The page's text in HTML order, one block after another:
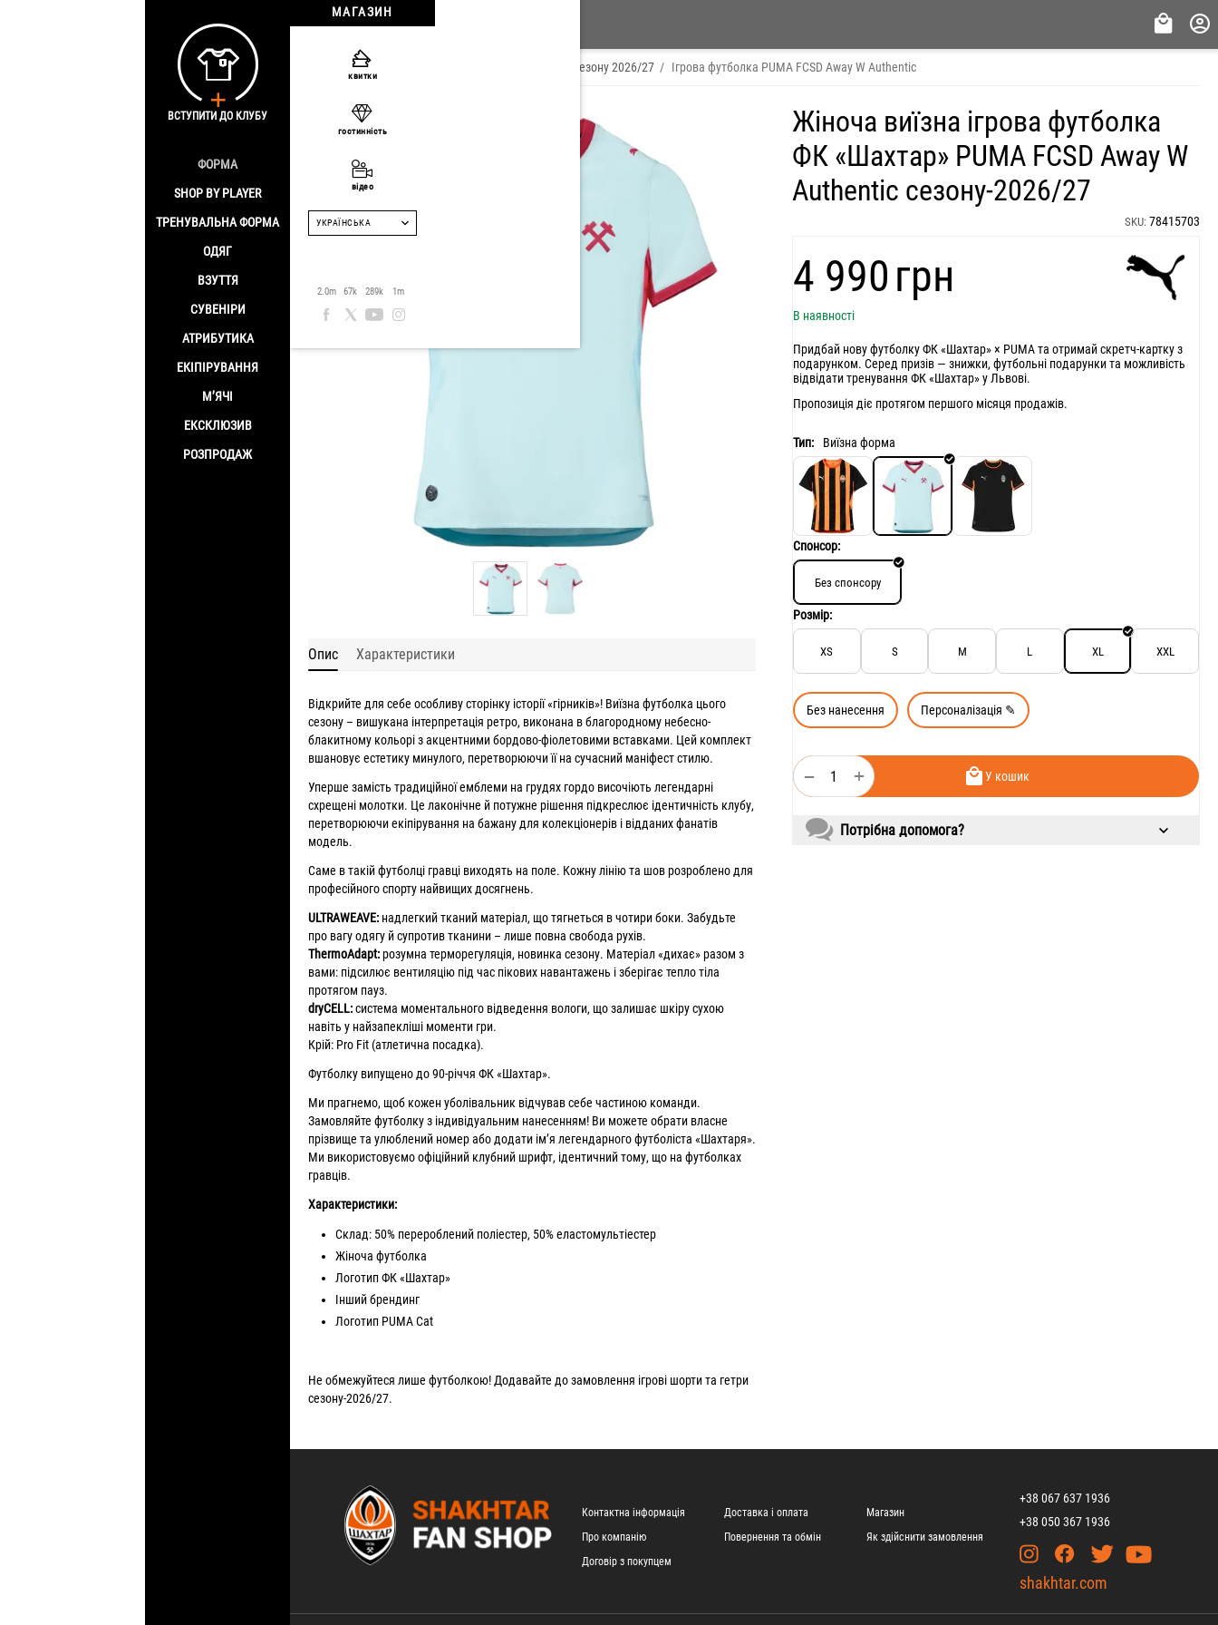
МАГАЗИН
ФОРМА
SHOP BY PLAYER
ТРЕНУВАЛЬНА ФОРМА
ОДЯГ
ВЗУТТЯ
СУВЕНІРИ
АТРИБУТИКА
ЕКІПІРУВАННЯ
М’ЯЧІ
ЕКСКЛЮЗИВ
РОЗПРОДАЖ
квитки
гостинність
відео
УКРАЇНСЬКА
2.0m 67k 289k 1m
ВСТУПИТИ ДО КЛУБУ
/ Форма Сезону 2026/27 / Ігрова футболка PUMA FCSD Away W Authentic
Жіноча виїзна ігрова футболка
ФК «Шахтар» PUMA FCSD Away W
Authentic сезону-2026/27
SKU: 78415703
‍4 990‍грн
В наявності
Придбай нову футболку ФК «Шахтар» × PUMA та отримай скретч-картку з
подарунком. Серед призів — знижки, футбольні подарунки та можливість
відвідати тренування ФК «Шахтар» у Львові.
Пропозиція діє протягом першого місяця продажів.
Тип: Виїзна форма
Спонсор:
Без спонсору
Розмір:
XS S M L XL XXL
Без нанесення Персоналізація ✎
+
− У кошик
Потрібна допомога?
Опис Характеристики
Відкрийте для себе особливу сторінку історії «гірників»! Виїзна футболка цього
сезону – вишукана інтерпретація ретро, виконана в благородному небесно-
блакитному кольорі з акцентними бордово-фіолетовими вставками. Цей комплект
вшановує естетику минулого, перетворюючи її на сучасний маніфест стилю.
Уперше замість традиційної емблеми на грудях гордо височіють легендарні
схрещені молотки. Це лаконічне й потужне рішення підкреслює ідентичність клубу,
перетворюючи екіпірування на бажану для колекціонерів і відданих фанатів
модель.
Саме в такій футболці гравці виходять на поле. Кожну лінію та шов розроблено для
професійного спорту найвищих досягнень.
ULTRAWEAVE: надлегкий тканий матеріал, що тягнеться в чотири боки. Забудьте
про вагу одягу й супротив тканини – лише повна свобода рухів.
ThermoAdapt:розумна терморегуляція, новинка сезону. Матеріал «дихає» разом з
вами: підсилює вентиляцію під час пікових навантажень і зберігає тепло тіла
протягом пауз.
dryCELL:система моментального відведення вологи, що залишає шкіру сухою
навіть у найзапекліші моменти гри.
Крій: Pro Fit (атлетична посадка).
Футболку випущено до 90-річчя ФК «Шахтар».
Ми прагнемо, щоб кожен уболівальник відчував себе частиною команди.
Замовляйте футболку з індивідуальним нанесенням! Ви можете обрати власне
прізвище та улюблений номер або додати ім’я легендарного футболіста «Шахтаря».
Ми використовуємо офіційний клубний шрифт, ідентичний тому, що на футболках
гравців.
Характеристики:
Склад: 50% перероблений поліестер, 50% еластомультіестер
Жіноча футболка
Логотип ФК «Шахтар»
Інший брендинг
Логотип PUMA Cat
Не обмежуйтеся лише футболкою! Додавайте до замовлення ігрові шорти та гетри
сезону-2026/27.
Контактна інформація
Про компанію
Договір з покупцем
Доставка і оплата
Повернення та обмін
Магазин
Як здійснити замовлення
+38 067 637 1936
+38 050 367 1936
shakhtar.com